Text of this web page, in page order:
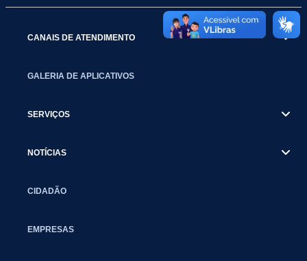
CANAIS DE ATENDIMENTO
GALERIA DE APLICATIVOS
SERVIÇOS
NOTÍCIAS
CIDADÃO
EMPRESAS